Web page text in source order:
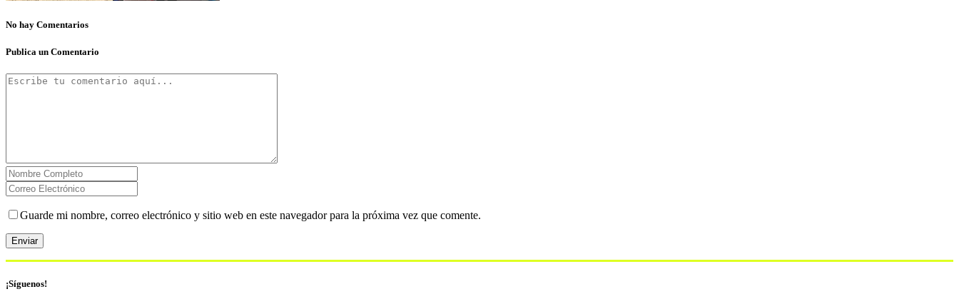
No hay Comentarios
Publica un Comentario
Guarde mi nombre, correo electrónico y sitio web en este navegador para la próxima vez que comente.
¡Síguenos!